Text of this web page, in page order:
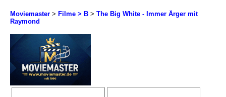
Moviemaster > Filme > B > The Big White - Immer Ärger mit
Raymond